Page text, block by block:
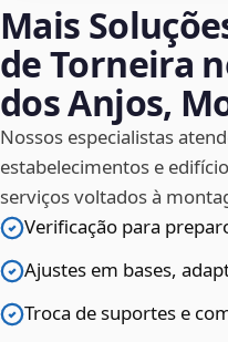
Mais
de Torneira
dos Anjos,
Nossos especialistas
estabelecimentos e
serviços voltados à
Verificação para
Ajustes em bases,
Troca de suportes e